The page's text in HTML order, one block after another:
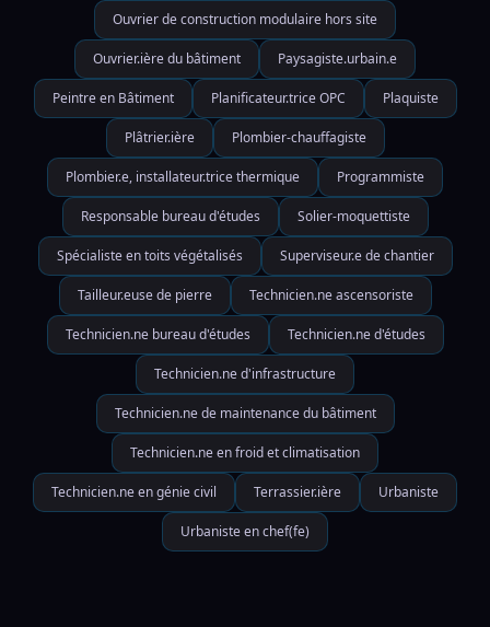
Ouvrier de construction modulaire hors site
Ouvrier.ière du bâtiment Paysagiste.urbain.e
Peintre en Bâtiment Planificateur.trice OPC Plaquiste
Plâtrier.ière Plombier-chauffagiste
Plombier.e, installateur.trice thermique Programmiste
Responsable bureau d'études Solier-moquettiste
Spécialiste en toits végétalisés Superviseur.e de chantier
Tailleur.euse de pierre Technicien.ne ascensoriste
Technicien.ne bureau d'études Technicien.ne d'études
Technicien.ne d'infrastructure
Technicien.ne de maintenance du bâtiment
Technicien.ne en froid et climatisation
Technicien.ne en génie civil Terrassier.ière Urbaniste
Urbaniste en chef(fe)